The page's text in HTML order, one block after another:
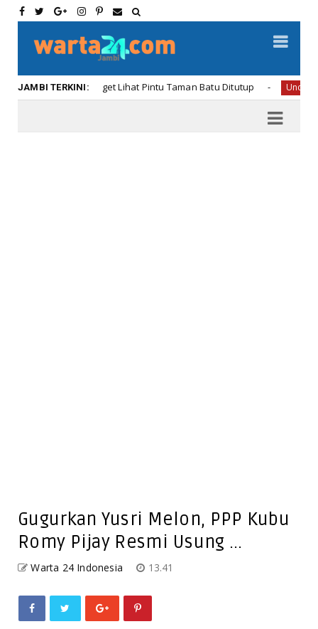
JAMBI TERKINI:
Oneng Kaget Lihat Pintu Taman Batu Ditutup Uncategorized
Gugurkan Yusri Melon, PPP Kubu
Romy Pijay Resmi Usung ...
Warta 24 Indonesia 13.41